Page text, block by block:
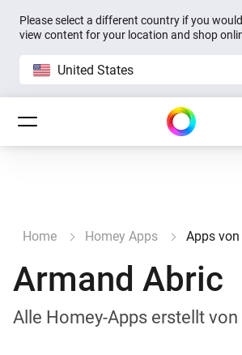
Please select a different country if you
view content for your location and shop
United States
Home Homey Apps Apps
Armand Abric
Alle Homey-Apps erstellt